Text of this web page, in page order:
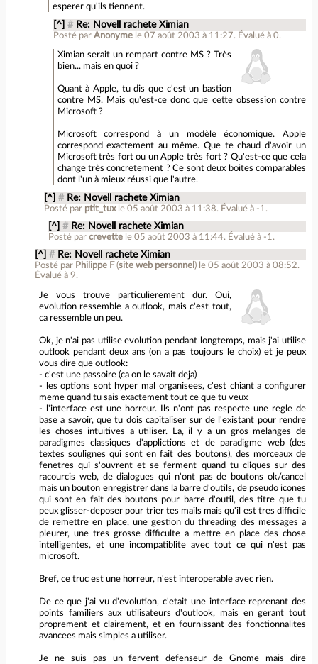
esperer qu'ils tiennent.
[^] # Re: Novell rachete Ximian
Posté par Anonyme le 07 août 2003 à 11:27. Évalué à 0.
Ximian serait un rempart contre MS ? Très
bien... mais en quoi ?
Quant à Apple, tu dis que c'est un bastion
contre MS. Mais qu'est-ce donc que cette obsession contre
Microsoft ?
Microsoft correspond à un modèle économique. Apple
correspond exactement au même. Que te chaud d'avoir un
Microsoft très fort ou un Apple très fort ? Qu'est-ce que cela
change très concretement ? Ce sont deux boites comparables
dont l'un à mieux réussi que l'autre.
[^] # Re: Novell rachete Ximian
Posté par ptit_tux le 05 août 2003 à 11:38.Évalué à -1.
[^] # Re: Novell rachete Ximian
Posté parcrevette le 05 août 2003 à 11:44. Évalué à -1.
[^] # Re: Novell rachete Ximian
Posté par Philippe F(site web personnel ) le 05 août 2003 à 08:52.
Évalué à 9.
Je vous trouve particulierement dur. Oui,
evolution ressemble a outlook, mais c'est tout,
ca ressemble un peu.
Ok, je n'ai pas utilise evolution pendant longtemps, mais j'ai utilise
outlook pendant deux ans (on a pas toujours le choix) et je peux
vous dire que outlook:
- c'est une passoire (ca on le savait deja)
- les options sont hyper mal organisees, c'est chiant a configurer
meme quand tu sais exactement tout ce que tu veux
- l'interface est une horreur. Ils n'ont pas respecte une regle de
base a savoir, que tu dois capitaliser sur de l'existant pour rendre
les choses intuitives a utiliser. La, il y a un gros melanges de
paradigmes classiques d'applictions et de paradigme web (des
textes soulignes qui sont en fait des boutons), des morceaux de
fenetres qui s'ouvrent et se ferment quand tu cliques sur des
racourcis web, de dialogues qui n'ont pas de boutons ok/cancel
mais un bouton enregistrer dans la barre d'outils, de pseudo icones
qui sont en fait des boutons pour barre d'outil, des titre que tu
peux glisser-deposer pour trier tes mails mais qu'il est tres difficile
de remettre en place, une gestion du threading des messages a
pleurer, une tres grosse difficulte a mettre en place des chose
intelligentes, et une incompatiblite avec tout ce qui n'est pas
microsoft.
Bref, ce truc est une horreur, n'est interoperable avec rien.
De ce que j'ai vu d'evolution, c'etait une interface reprenant des
points familiers aux utilisateurs d'outlook, mais en gerant tout
proprement et clairement, et en fournissant des fonctionnalites
avancees mais simples a utiliser.
Je ne suis pas un fervent defenseur de Gnome mais dire